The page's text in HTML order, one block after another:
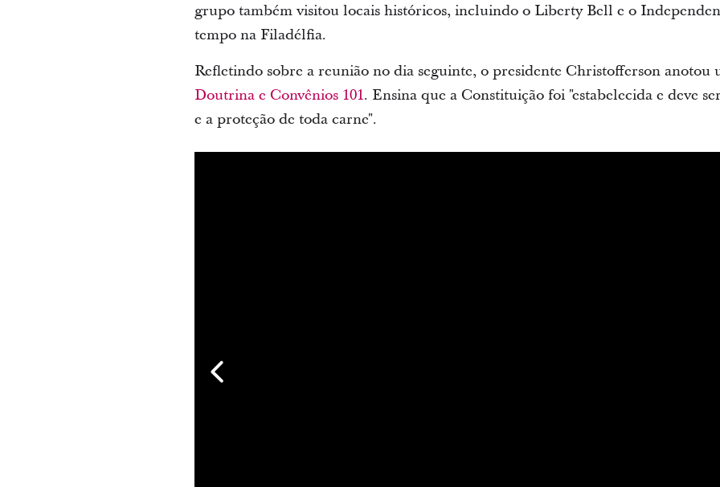
grupo também visitou locais históricos, incluindo o Liberty Bell e o
tempo na Filadélfia.
Refletindo sobre a reunião no dia seguinte, o presidente Christofferson anotou
Doutrina e Convênios 101. Ensina que a Constituição foi "estabelecida e deve
e a proteção de toda carne".